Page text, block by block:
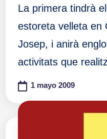
La primera tindrà
estoreta velleta en
Josep, i anirà
activitats que
1 mayo 2009